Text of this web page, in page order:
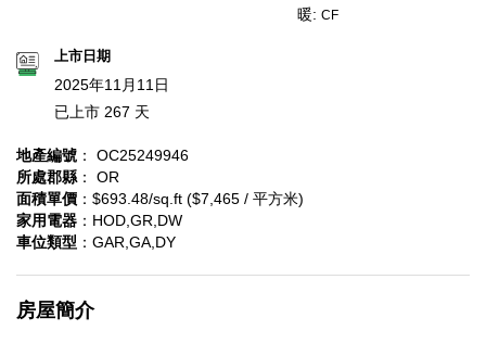
暖: CF
上市日期
2025年11月11日
已上市 267 天
地產編號 ： OC25249946
所處郡縣 ： OR
面積單價 ：$693.48/sq.ft ($7,465 / 平方米)
家用電器 ：HOD,GR,DW
車位類型 ：GAR,GA,DY
房屋簡介